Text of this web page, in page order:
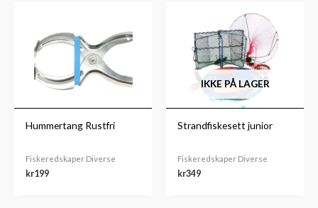
Hummertang Rustfri
Fiskeredskaper Diverse
kr199
IKKE PÅ LAGER
Strandfiskesett junior
Fiskeredskaper Diverse
kr349